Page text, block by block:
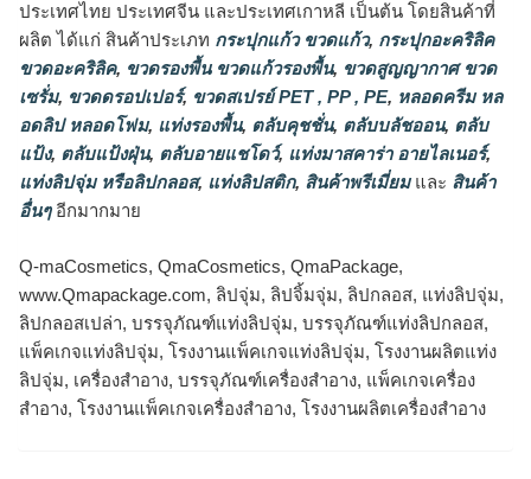
ประเทศไทย ประเทศจีน และประเทศเกาหลี เป็นต้น โดยสินค้าที่
ผลิต ได้แก่ สินค้าประเภท กระปุกแก้ว ขวดแก้ว, กระปุกอะคริลิค
ขวดอะคริลิค, ขวดรองพื้น ขวดแก้วรองพื้น, ขวดสูญญากาศ ขวด
เซรั่ม, ขวดดรอปเปอร์, ขวดสเปรย์ PET , PP , PE, หลอดครีม หล
อดลิป หลอดโฟม, แท่งรองพื้น, ตลับคุชชั่น, ตลับบลัชออน, ตลับ
แป้ง, ตลับแป้งฝุ่น, ตลับอายแชโดว์, แท่งมาสคาร่า อายไลเนอร์,
แท่งลิปจุ่ม หรือลิปกลอส, แท่งลิปสติก, สินค้าพรีเมี่ยมและ สินค้า
อื่นๆอีกมากมาย
Q-maCosmetics, QmaCosmetics, QmaPackage,
www.Qmapackage.com, ลิปจุ่ม, ลิปจิ้มจุ่ม, ลิปกลอส, แท่งลิปจุ่ม,
ลิปกลอสเปล่า, บรรจุภัณฑ์แท่งลิปจุ่ม, บรรจุภัณฑ์แท่งลิปกลอส,
แพ็คเกจแท่งลิปจุ่ม, โรงงานแพ็คเกจแท่งลิปจุ่ม, โรงงานผลิตแท่ง
ลิปจุ่ม, เครื่องสำอาง, บรรจุภัณฑ์เครื่องสำอาง, แพ็คเกจเครื่อง
สำอาง, โรงงานแพ็คเกจเครื่องสำอาง, โรงงานผลิตเครื่องสำอาง